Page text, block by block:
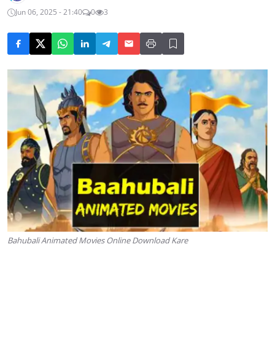
Jun 06, 2025 - 21:40
0 3
Bahubali Animated Movies Online Download Kare